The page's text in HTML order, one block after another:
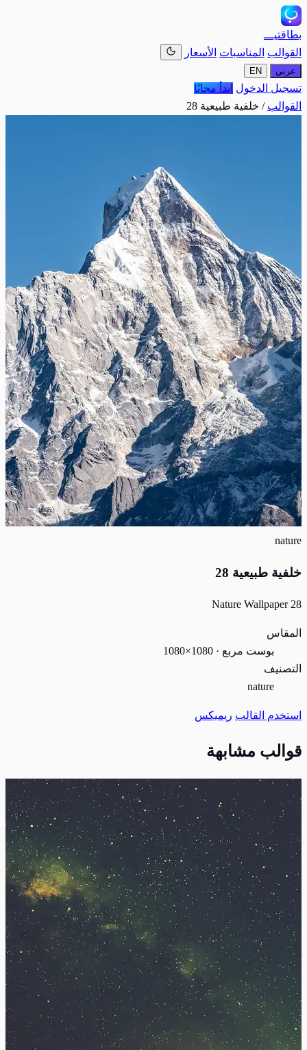
بطاقتيـــ
القوالب المناسبات الأسعار
عربي EN
تسجيل الدخول ابدأ مجانًا
القوالب / خلفية طبيعية 28
nature
خلفية طبيعية 28
Nature Wallpaper 28
المقاس
بوست مربع · 1080×1080
التصنيف
nature
استخدم القالب ريميكس
قوالب مشابهة